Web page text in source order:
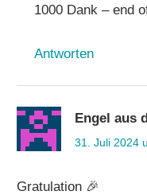
1000 Dank – end
Antworten
Engel aus
31. Juli 2024
Gratulation 🎉